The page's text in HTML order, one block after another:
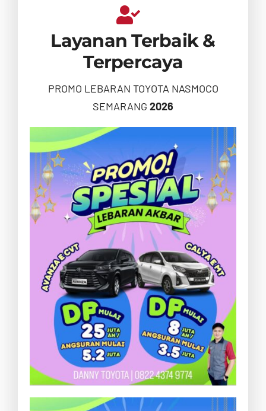
Layanan Terbaik &
Terpercaya
PROMO LEBARAN TOYOTA NASMOCO
SEMARANG 2026